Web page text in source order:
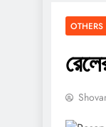
OTHERS